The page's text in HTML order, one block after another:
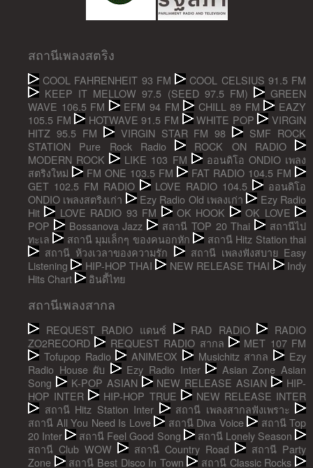
สถานีเพลงสตริง
COOL FAHRENHEIT 93 FM
COOL CELSIUS 91.5 FM
KEEP IT MELLOW 97.5 (SEED 97.5 FM)
GREEN
WAVE 106.5 FM
EFM 94 FM CHILL 89 FM
EAZY
105.5 FM
HOTWAVE 91.5 FM WHITE POP
VIRGIN
HITZ 95.5 FM
VIRGIN STAR FM 98
SMF ROCK
STATION Pure Rock Radio
ROCK ON RADIO
MODERN ROCK
LIKE 103 FM
ออนดิโอ ONDIO เพลง
สตริงใหม่
FM ONE 103.5 FM
FAT RADIO 104.5 FM
GET 102.5 FM RADIO
LOVE RADIO 104.5
ออนดิโอ
ONDIO เพลงสตริงเก่า
Ezy Radio Old เพลงเก่า
Ezy Radio
Hit
LOVE RADIO 93 FM OK HOOK
OK LOVE
POP
Bossanova Jazz สถานี TOP 20 Thai
สถานีไป
ทะเล
สถานี มุมเล็กๆ ของคนอกหัก
สถานี Hitz Station thai
สถานี ห้วงเวลาของความรัก
สถานี เพลงฟังสบาย Easy
Listening
HIP-HOP THAI NEW RELEASE THAI
Indy
Hits Chart
อินดี้ไทย
สถานีเพลงสากล
REQUEST RADIO แดนซ์ RAD RADIO
RADIO
ZO2RECORD
REQUEST RADIO สากล
MET 107 FM
Tofupop Radio
ANIMEOX Musichitz สากล
Ezy
Radio House ผับ
Ezy Radio Inter
Asian Zone Asian
Song
K-POP ASIAN NEW RELEASE ASIAN
HIP-
HOP INTER
HIP-HOP TRUE
NEW RELEASE INTER
สถานี Hitz Station Inter
สถานี เพลงสากลฟังเพราะ
สถานี All You Need Is Love
สถานี Diva Voice
สถานี Top
20 Inter
สถานี Feel Good Song
สถานี Lonely Season
สถานี Club WOW
สถานี Country Road
สถานี Party
Zone
สถานี Best Disco In Town สถานี Classic Rocks